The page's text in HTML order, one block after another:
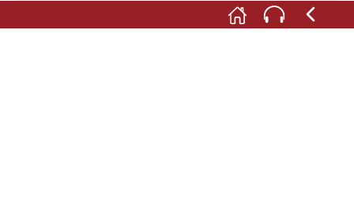
Einwohnerinnen und Einwohnern und rund 900
Studenten. Sie zog viele Intellektuelle an, unter